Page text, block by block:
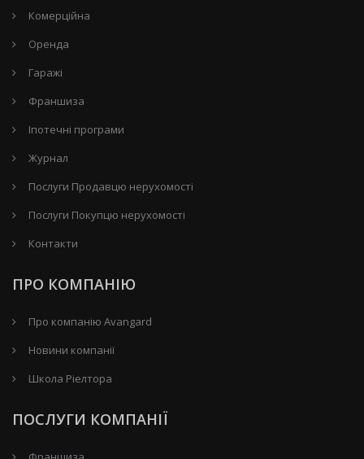
Комерційна
Оренда
Гаражі
Франшиза
Іпотечні програми
Журнал
Послуги Продавцю нерухомості
Послуги Покупцю нерухомості
Контакти
ПРО КОМПАНІЮ
Про компанію Avangard
Новини компанії
Школа Ріелтора
ПОСЛУГИ КОМПАНІЇ